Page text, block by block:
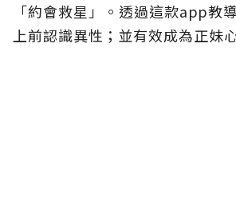
「約會救星」。透過這款app教
上前認識異性；並有效成為正妹